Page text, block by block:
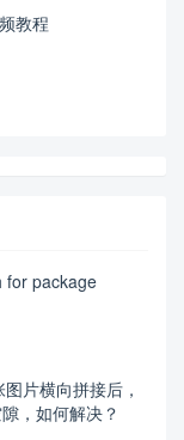
教程
for package
片横向拼接后，
，如何解决？